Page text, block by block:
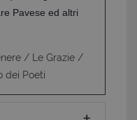
Pavese ed altri
/ Le Grazie /
dei Poeti